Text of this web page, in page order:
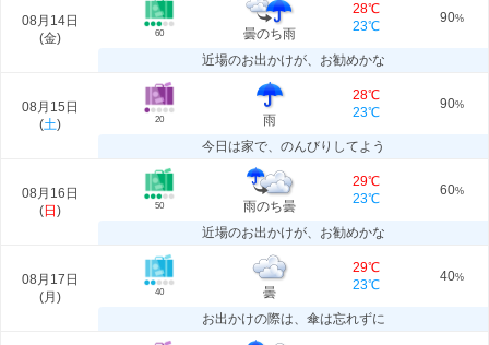
08月14日
(金) 60 曇のち雨
28℃
23℃
90%
近場のお出かけが、お勧めかな
08月15日
(土) 20 雨
28℃
23℃
90%
今日は家で、のんびりしてよう
08月16日
(日 ) 50 雨のち曇
29℃
23℃
60%
近場のお出かけが、お勧めかな
08月17日
(月 ) 40 曇
29℃
23℃
40%
お出かけの際は、傘は忘れずに